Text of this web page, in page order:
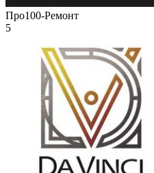
Про100-Ремонт
5